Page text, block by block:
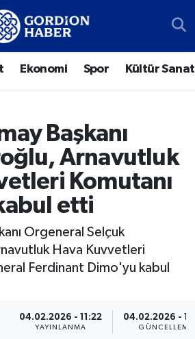
Ekonomi Spor Kültür Sanat
Başkanı
Arnavutluk
Komutanı
etti
Orgeneral Selçuk
Hava Kuvvetleri
Ferdinant Dimo'yu kabul
04.02.2026 - 11:22
YAYINLANMA
04.02.2026 -
GÜNCELLEME
Eczaneler
Haritası
Durumu ve Fikstür